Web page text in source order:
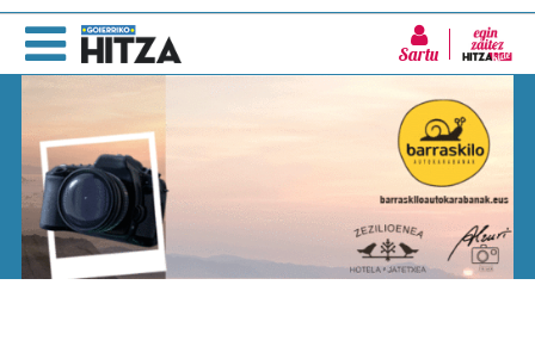
Sartu